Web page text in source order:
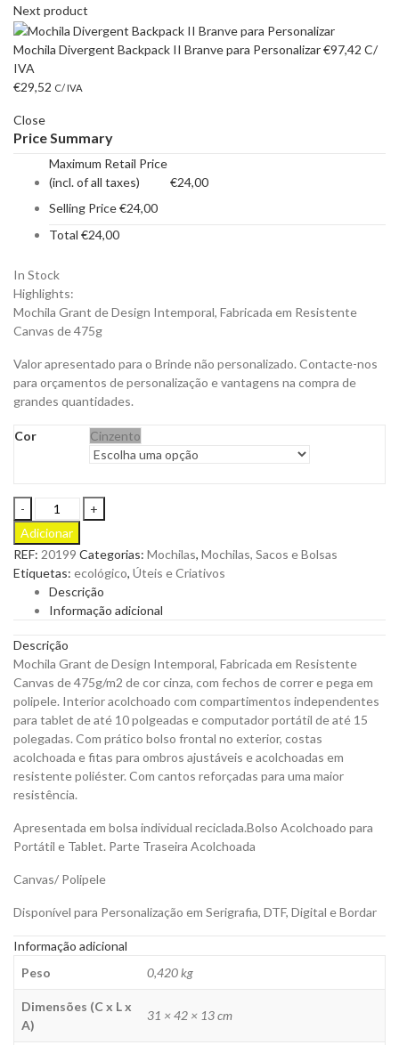
Next product
Mochila Divergent Backpack II Branve para Personalizar€97,42 C/
IVA
€29,52 C/ IVA
Close
Price Summary
Maximum Retail Price
(incl. of all taxes)
€24,00
Selling Price€24,00
Total €24,00
In Stock
Highlights:
Mochila Grant de Design Intemporal, Fabricada em Resistente
Canvas de 475g
Valor apresentado para o Brinde não personalizado. Contacte-nos
para orçamentos de personalização e vantagens na compra de
grandes quantidades.
Cor Cinzento
Mochila
Grant
de
Design
Intemporal
para
Personalizar
Adicionar
REF: 20199 Categorias: Mochilas, Mochilas, Sacos e Bolsas
Etiquetas: ecológico, Úteis e Criativos
Descrição
Informação adicional
Descrição
Mochila Grant de Design Intemporal, Fabricada em Resistente
Canvas de 475g/m2 de cor cinza, com fechos de correr e pega em
polipele. Interior acolchoado com compartimentos independentes
para tablet de até 10 polgeadas e computador portátil de até 15
polegadas. Com prático bolso frontal no exterior, costas
acolchoada e fitas para ombros ajustáveis e acolchoadas em
resistente poliéster. Com cantos reforçadas para uma maior
resistência.
Apresentada em bolsa individual reciclada.Bolso Acolchoado para
Portátil e Tablet. Parte Traseira Acolchoada
Canvas/ Polipele
Disponível para Personalização em Serigrafia, DTF, Digital e Bordar
Informação adicional
Peso
0,420 kg
Dimensões (C x L x
A)
31 × 42 × 13 cm